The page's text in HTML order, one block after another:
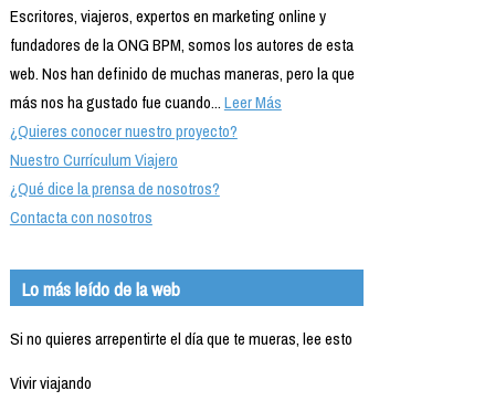
Escritores, viajeros, expertos en marketing online y
fundadores de la ONG BPM, somos los autores de esta
web. Nos han definido de muchas maneras, pero la que
más nos ha gustado fue cuando...Leer Más
¿Quieres conocer nuestro proyecto?
Nuestro Currículum Viajero
¿Qué dice la prensa de nosotros?
Contacta con nosotros
Lo más leído de la web
Si no quieres arrepentirte el día que te mueras, lee esto
Vivir viajando